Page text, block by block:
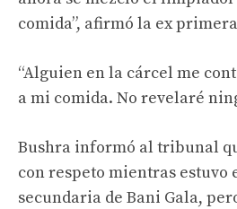
comida”, afirmó la ex
“Alguien en la cárcel me
a mi comida. No revelaré
Bushra informó al tribunal
con respeto mientras estuvo
secundaria de Bani Gala,